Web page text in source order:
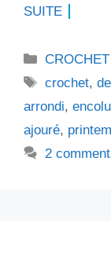
SUITE
Catégories
CROCHET
Étiquettes
crochet,
arrondi,
ajouré,
2